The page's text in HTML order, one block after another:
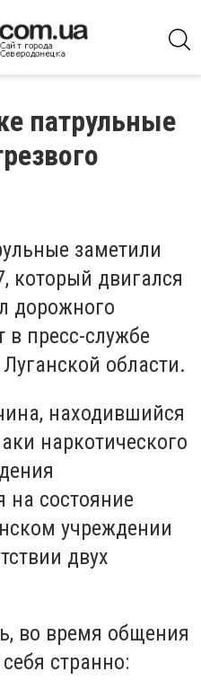
патрульные
заметили
который двигался
дорожного
пресс-службе
области.
находившийся
наркотического
на состояние
учреждении
двух
во время общения
странно: